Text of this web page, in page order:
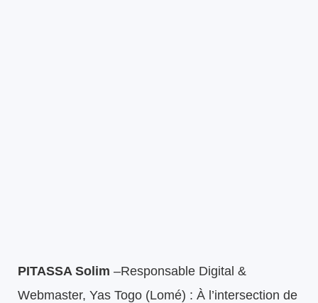
PITASSA Solim –Responsable Digital &
Webmaster, Yas Togo (Lomé) : À l’intersection de